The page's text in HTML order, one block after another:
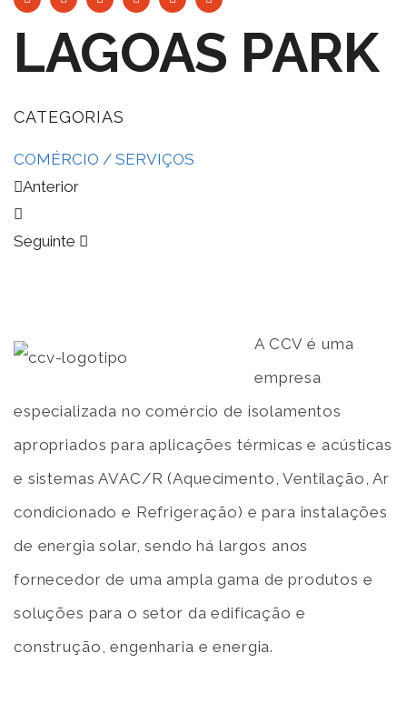
LAGOAS PARK
CATEGORIAS
COMÉRCIO / SERVIÇOS
Anterior
Seguinte
A CCV é uma
empresa
especializada no comércio de isolamentos
apropriados para aplicações térmicas e acústicas
e sistemas AVAC/R (Aquecimento, Ventilação, Ar
condicionado e Refrigeração) e para instalações
de energia solar, sendo há largos anos
fornecedor de uma ampla gama de produtos e
soluções para o setor da edificação e
construção, engenharia e energia.